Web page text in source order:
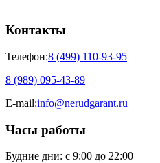
Контакты
Телефон:8 (499) 110-93-95
8 (989) 095-43-89
E-mail:info@nerudgarant.ru
Часы работы
Будние дни: с 9:00 до 22:00